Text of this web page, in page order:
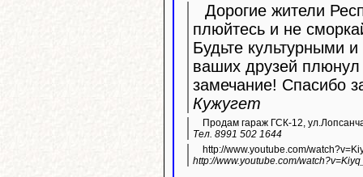
Дорогие жители
плюйтесь и не
Будьте культурными
ваших друзей
замечание! Спасибо
Кужугет
Продам гараж ГСК-12,
Тел. 8991 502 1644
http://www.youtube.com/
http://www.youtube.com/